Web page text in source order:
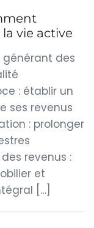
vie active
générant des
: établir un
ses revenus
: prolonger
revenus :
et
[…]